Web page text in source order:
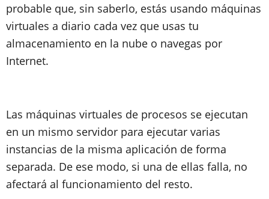
probable que, sin saberlo, estás usando máquinas
virtuales a diario cada vez que usas tu
almacenamiento en la nube o navegas por
Internet.
Las máquinas virtuales de procesos se ejecutan
en un mismo servidor para ejecutar varias
instancias de la misma aplicación de forma
separada. De ese modo, si una de ellas falla, no
afectará al funcionamiento del resto.